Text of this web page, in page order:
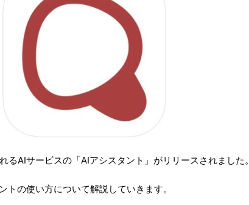
るAIサービスの「AIアシスタント」がリリースされました。
の使い方について解説していきます。